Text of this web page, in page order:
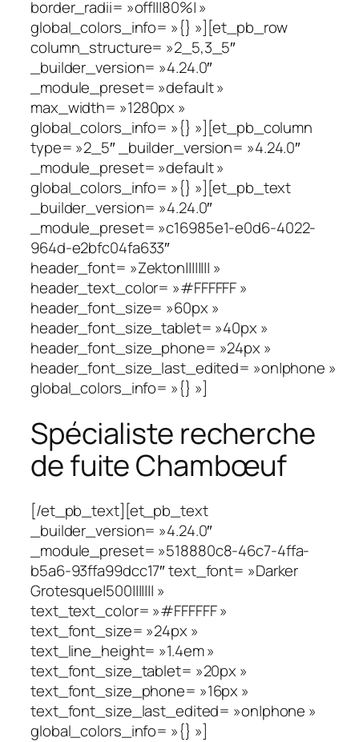
border_radii= »off|||80%| »
global_colors_info= »{} »][et_pb_row
column_structure= »2_5,3_5″
_builder_version= »4.24.0″
_module_preset= »default »
max_width= »1280px »
global_colors_info= »{} »][et_pb_column
type= »2_5″ _builder_version= »4.24.0″
_module_preset= »default »
global_colors_info= »{} »][et_pb_text
_builder_version= »4.24.0″
_module_preset= »c16985e1-e0d6-4022-
964d-e2bfc04fa633″
header_font= »Zekton|||||||| »
header_text_color= »#FFFFFF »
header_font_size= »60px »
header_font_size_tablet= »40px »
header_font_size_phone= »24px »
header_font_size_last_edited= »on|phone »
global_colors_info= »{} »]
Spécialiste recherche
de fuite Chambœuf
[/et_pb_text][et_pb_text
_builder_version= »4.24.0″
_module_preset= »518880c8-46c7-4ffa-
b5a6-93ffa99dcc17″ text_font= »Darker
Grotesque|500||||||| »
text_text_color= »#FFFFFF »
text_font_size= »24px »
text_line_height= »1.4em »
text_font_size_tablet= »20px »
text_font_size_phone= »16px »
text_font_size_last_edited= »on|phone »
global_colors_info= »{} »]